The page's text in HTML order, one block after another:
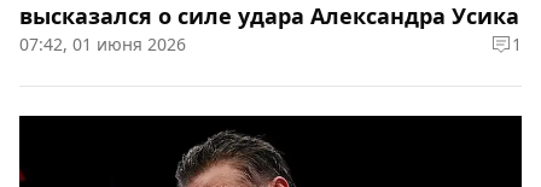
высказался о силе удара Александра Усика
07:42, 01 июня 2026 1